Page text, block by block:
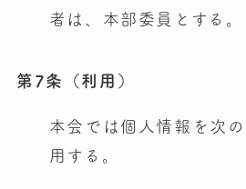
者は、本部委員とする。
第7条（利用）
本会では個人情報を次
用する。